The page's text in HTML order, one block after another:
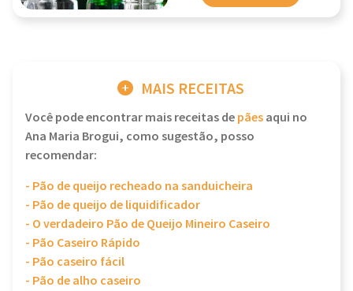
MAIS RECEITAS
Você pode encontrar mais receitas depãesaqui no
Ana Maria Brogui, como sugestão, posso
recomendar:
- Pão de queijo recheado na sanduicheira
- Pão de queijo de liquidificador
- O verdadeiro Pão de Queijo Mineiro Caseiro
- Pão Caseiro Rápido
- Pão caseiro fácil
- Pão de alho caseiro